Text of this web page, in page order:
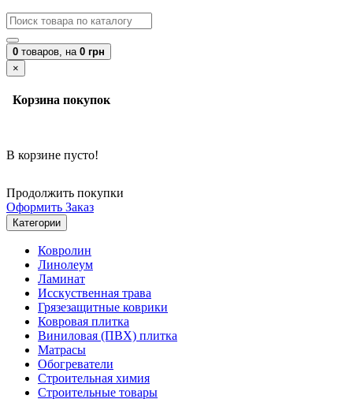
0 товаров, на 0 грн
×
Корзина покупок
В корзине пусто!
Продолжить покупки
Оформить Заказ
Категории
Ковролин
Линолеум
Ламинат
Исскуственная трава
Грязезащитные коврики
Ковровая плитка
Виниловая (ПВХ) плитка
Матрасы
Обогреватели
Строительная химия
Строительные товары